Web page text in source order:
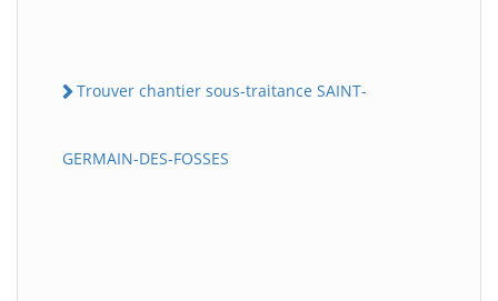
Trouver chantier sous-traitance SAINT-
GERMAIN-DES-FOSSES